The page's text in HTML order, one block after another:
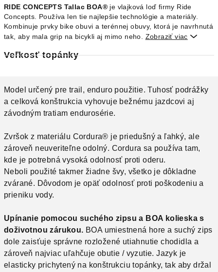
RIDE CONCEPTS Tallac BOA® je vlajková loď firmy Ride
Concepts. Používa len tie najlepšie technológie a materiály.
Kombinuje prvky bike obuvi a terénnej obuvy, ktorá je navrhnutá
tak, aby mala grip na bicykli aj mimo neho.
Zobraziť viac 
Veľkosť topánky
Model určený pre trail, enduro použitie. Tuhosť podrážky
a celková konštrukcia vyhovuje bežnému jazdcovi aj
závodným tratiam endurosérie.
Zvršok z materiálu Cordura® je priedušný a ľahký, ale
zároveň neuveriteľne odolný. Cordura sa používa tam,
kde je potrebná vysoká odolnosť proti oderu.
Neboli použité takmer žiadne švy, všetko je dôkladne
zvárané. Dôvodom je opäť odolnosť proti poškodeniu a
prieniku vody.
Upínanie pomocou suchého zipsu a BOA kolieska s
doživotnou zárukou. BOA umiestnená hore a suchý zips
dole zaisťuje správne rozložené utiahnutie chodidla a
zároveň najviac uľahčuje obutie / vyzutie. Jazyk je
elasticky prichytený na konštrukciu topánky, tak aby držal